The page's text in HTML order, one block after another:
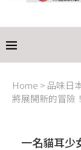
Home > 品味日
將展開新的冒險！
一名貓耳少